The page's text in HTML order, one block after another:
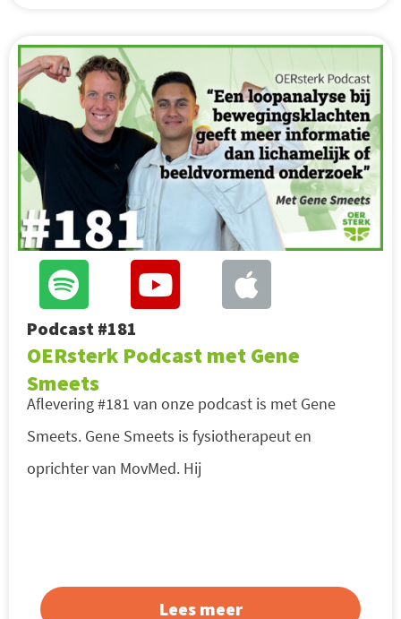
Podcast #181
OERsterk Podcast met Gene
Smeets
Aflevering #181 van onze podcast is met Gene
Smeets. Gene Smeets is fysiotherapeut en
oprichter van MovMed. Hij
Lees meer